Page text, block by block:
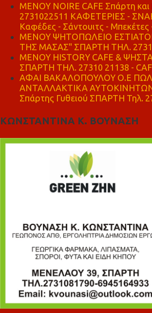
MENOY NOIRE CAFE Σπάρτη
2731022511 ΚΑΦΕΤΕΡΙΕΣ -
Καφέδες - Σάντουιτς - Μπεκέτες
ΜΕΝΟΥ ΨΗΤΟΠΩΛΕΙΟ
ΤΗΣ ΜΑΣΑΣ" ΣΠΑΡΤΗ ΤΗΛ.
ΜΕΝΟΥ HISTORY CAFE &
ΣΠΑΡΤΗ ΤΗΛ. 27310 21138 -
ΑΦΑΙ ΒΑΚΑΛΟΠΟΥΛΟΥ Ο.Ε
ΑΝΤΑΛΛΑΚΤΙΚΑ ΑΥΤΟΚΙΝΗΤΩΝ
Σπάρτης Γυθειού ΣΠΑΡΤΗ Τηλ.
ΚΩΝΣΤΑΝΤΙΝΑ Κ. ΒΟΥΝΑΣΗ